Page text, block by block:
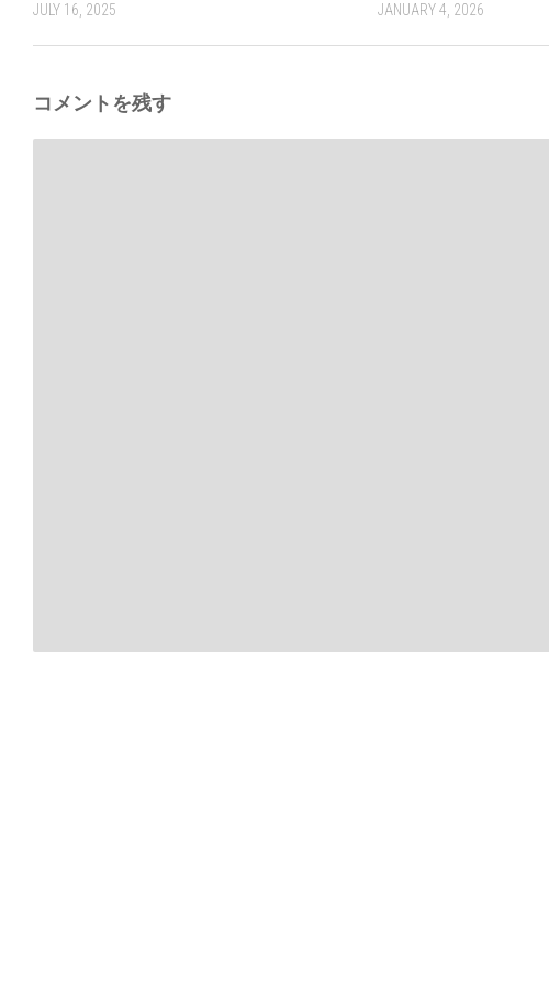
JULY 16, 2025 JANUARY 4, 2026
コメントを残す